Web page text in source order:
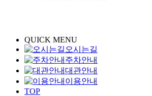
QUICK MENU
오시는길
주차안내
대관안내
이용안내
TOP